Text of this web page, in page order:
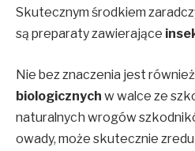
Skutecznym środkiem
są preparaty zawierające
Nie bez znaczenia jest
biologicznych w walce ze
naturalnych wrogów
owady, może skutecznie